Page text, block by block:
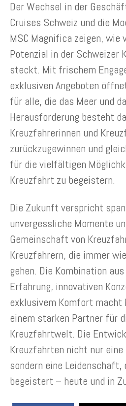
Der Wechsel in der
Cruises Schweiz und die
MSC Magnifica zeigen, wie
Potenzial in der Schweizer
steckt. Mit frischem
exklusiven Angeboten
für alle, die das Meer und
Herausforderung besteht
Kreuzfahrerinnen und
zurückzugewinnen und
für die vielfältigen
Kreuzfahrt zu begeistern.
Die Zukunft verspricht
unvergessliche Momente
Gemeinschaft von
Kreuzfahrern, die immer
gehen. Die Kombination
Erfahrung, innovativen
exklusivem Komfort macht
einem starken Partner für
Kreuzfahrtwelt. Die
Kreuzfahrten nicht nur
sondern eine Leidenschaft,
begeistert – heute und in